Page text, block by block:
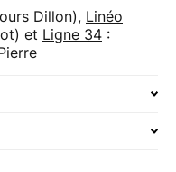
Dillon), Linéo
et Ligne 34 :